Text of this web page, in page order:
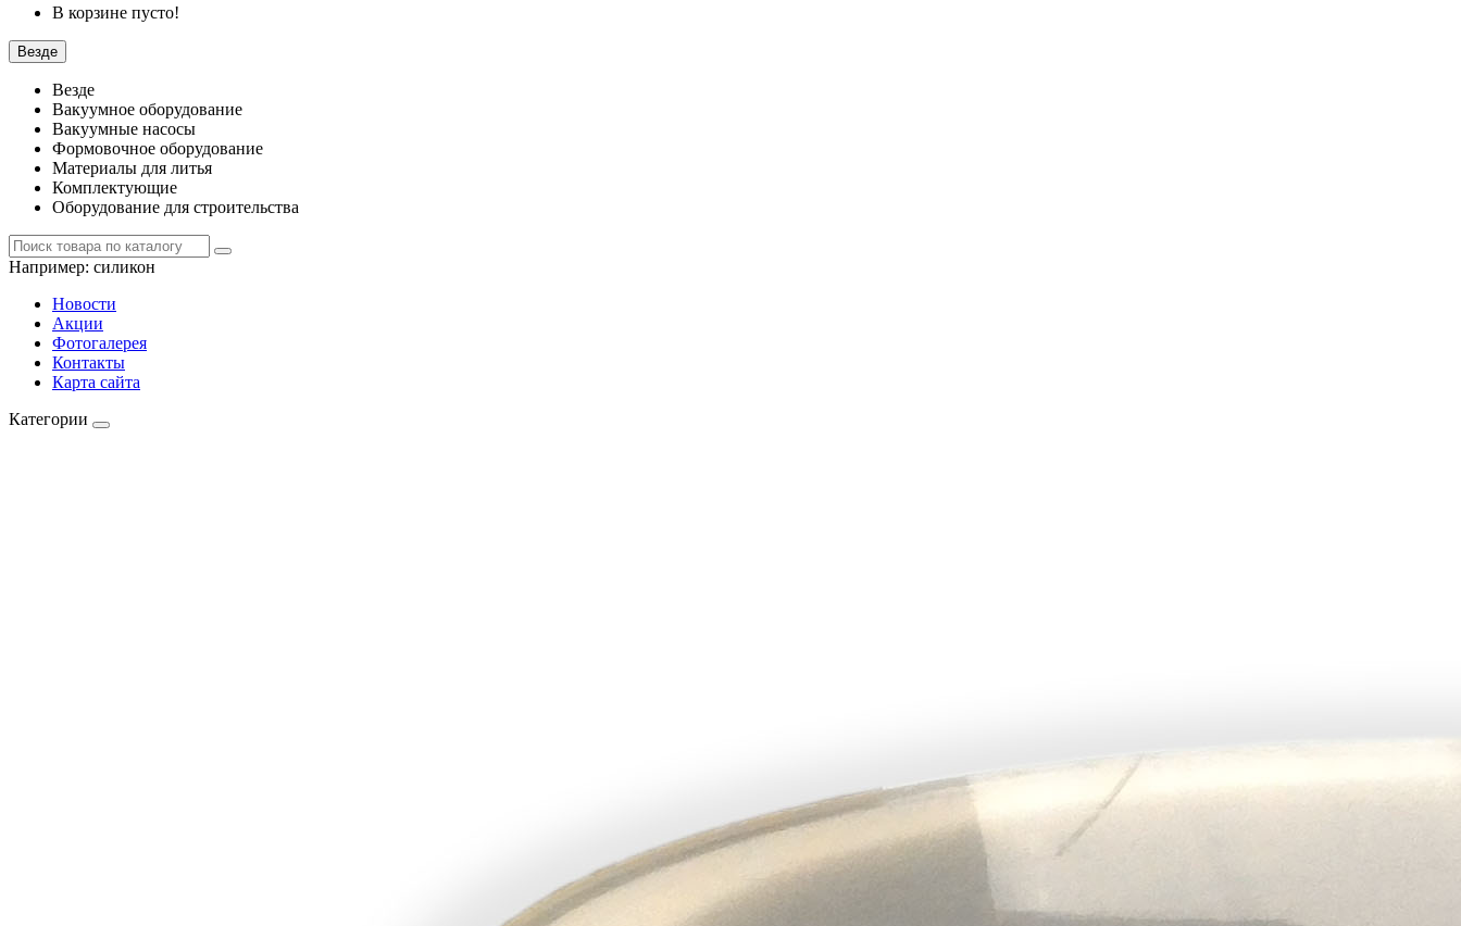
В корзине пусто!
Везде
Везде
Вакуумное оборудование
Вакуумные насосы
Формовочное оборудование
Материалы для литья
Комплектующие
Оборудование для строительства
Например: силикон
Новости
Акции
Фотогалерея
Контакты
Карта сайта
Категории